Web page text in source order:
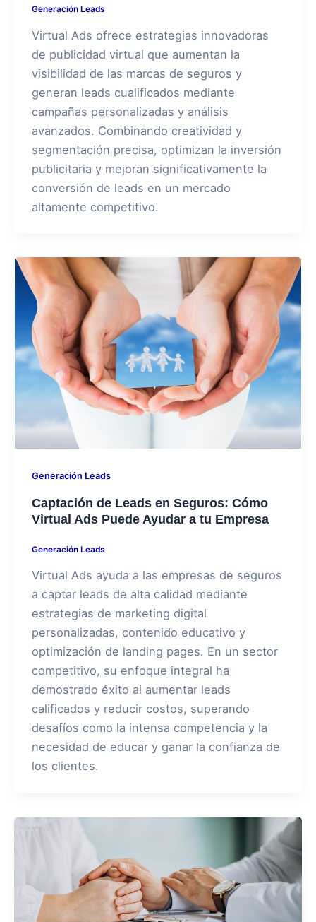
Generación Leads
Virtual Ads ofrece estrategias innovadoras
de publicidad virtual que aumentan la
visibilidad de las marcas de seguros y
generan leads cualificados mediante
campañas personalizadas y análisis
avanzados. Combinando creatividad y
segmentación precisa, optimizan la inversión
publicitaria y mejoran significativamente la
conversión de leads en un mercado
altamente competitivo.
Generación Leads
Captación de Leads en Seguros: Cómo
Virtual Ads Puede Ayudar a tu Empresa
Generación Leads
Virtual Ads ayuda a las empresas de seguros
a captar leads de alta calidad mediante
estrategias de marketing digital
personalizadas, contenido educativo y
optimización de landing pages. En un sector
competitivo, su enfoque integral ha
demostrado éxito al aumentar leads
calificados y reducir costos, superando
desafíos como la intensa competencia y la
necesidad de educar y ganar la confianza de
los clientes.